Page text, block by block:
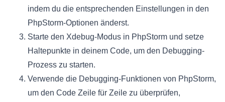
indem du die entsprechenden Einstellungen in den
PhpStorm-Optionen änderst.
Starte den Xdebug-Modus in PhpStorm und setze
Haltepunkte in deinem Code, um den Debugging-
Prozess zu starten.
Verwende die Debugging-Funktionen von PhpStorm,
um den Code Zeile für Zeile zu überprüfen,